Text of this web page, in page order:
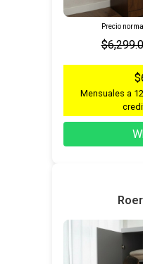
Precio
Mensuales a